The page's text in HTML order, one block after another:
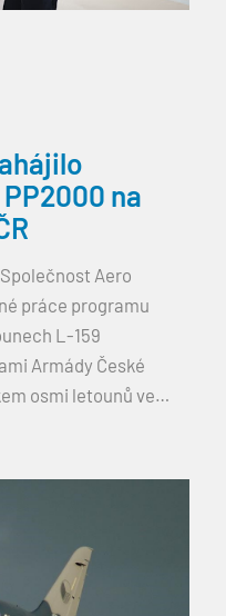
na
Aero
práce programu
L-159
Armády České
osmi letounů ve
následujících letech.